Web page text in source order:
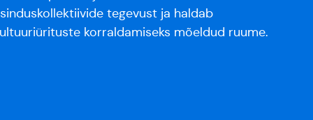
tegevust ja haldab
korraldamiseks mõeldud ruume.